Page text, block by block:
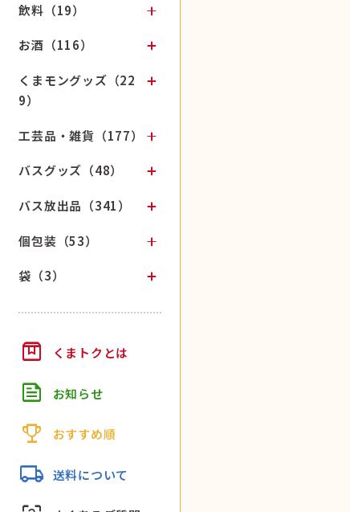
飲料（19）
お酒（116）
くまモングッズ（22
9）
工芸品・雑貨（177）
バスグッズ（48）
バス放出品（341）
個包装（53）
袋（3）
box くまトクとは
feed お知らせ
trophy おすすめ順
local_shipping 送料について